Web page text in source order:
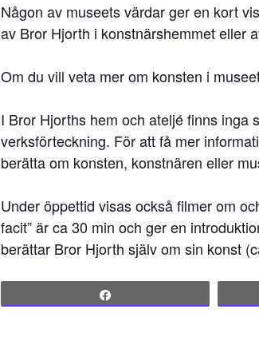
Någon av museets värdar ger en kort
av Bror Hjorth i konstnärshemmet eller
Om du vill veta mer om konsten i
I Bror Hjorths hem och ateljé finns inga
verksförteckning. För att få mer
berätta om konsten, konstnären eller
Under öppettid visas också filmer om
facit” är ca 30 min och ger en
berättar Bror Hjorth själv om sin konst